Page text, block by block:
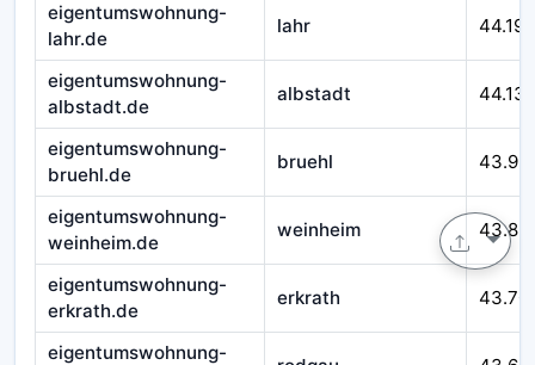
eigentumswohnung-
lahr.de
lahr 44.195
eigentumswohnung-
albstadt.de
albstadt 44.135
eigentumswohnung-
bruehl.de
bruehl
eigentumswohnung-
weinheim.de
weinheim
eigentumswohnung-
erkrath.de
erkrath
eigentumswohnung-